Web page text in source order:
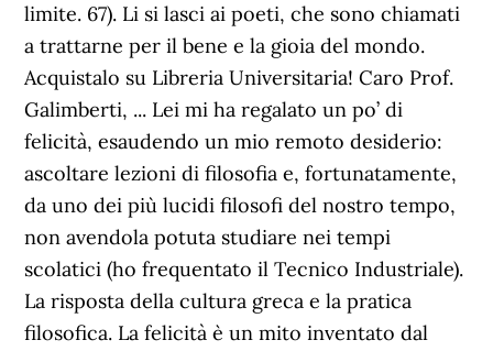
limite. 67). Li si lasci ai poeti, che sono chiamati
a trattarne per il bene e la gioia del mondo.
Acquistalo su Libreria Universitaria! Caro Prof.
Galimberti, ... Lei mi ha regalato un po’ di
felicità, esaudendo un mio remoto desiderio:
ascoltare lezioni di filosofia e, fortunatamente,
da uno dei più lucidi filosofi del nostro tempo,
non avendola potuta studiare nei tempi
scolatici (ho frequentato il Tecnico Industriale).
La risposta della cultura greca e la pratica
filosofica. La felicità è un mito inventato dal